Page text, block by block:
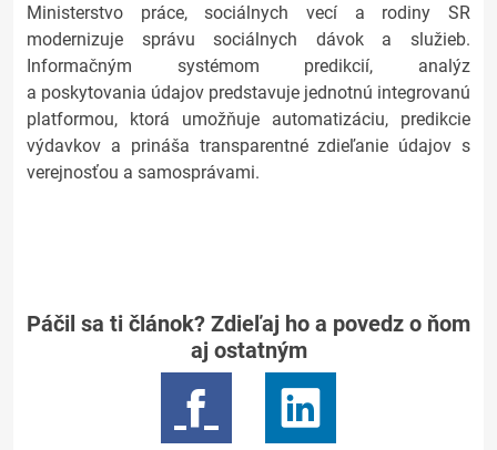
Ministerstvo práce, sociálnych vecí a rodiny SR
modernizuje správu sociálnych dávok a služieb.
Informačným systémom predikcií, analýz
a poskytovania údajov predstavuje jednotnú integrovanú
platformou, ktorá umožňuje automatizáciu, predikcie
výdavkov a prináša transparentné zdieľanie údajov s
verejnosťou a samosprávami.
Páčil sa ti článok? Zdieľaj ho a povedz o ňom
aj ostatným